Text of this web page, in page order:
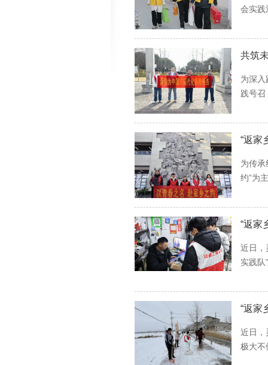
会实践
共筑
为深入
践号
“返家
为传承
约”为
“返家
近日，
实践队
“返家
近日，
极大不